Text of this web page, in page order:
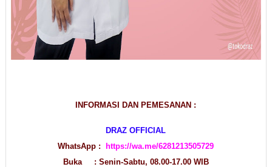
INFORMASI DAN PEMESANAN :
DRAZ OFFICIAL
WhatsApp :
https://wa.me/6281213505729
Buka : Senin-Sabtu, 08.00-17.00 WIB